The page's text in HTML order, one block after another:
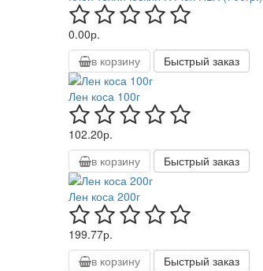
0.00р.
в корзину
Быстрый заказ
Лен коса 100г
102.20р.
в корзину
Быстрый заказ
Лен коса 200г
199.77р.
в корзину
Быстрый заказ